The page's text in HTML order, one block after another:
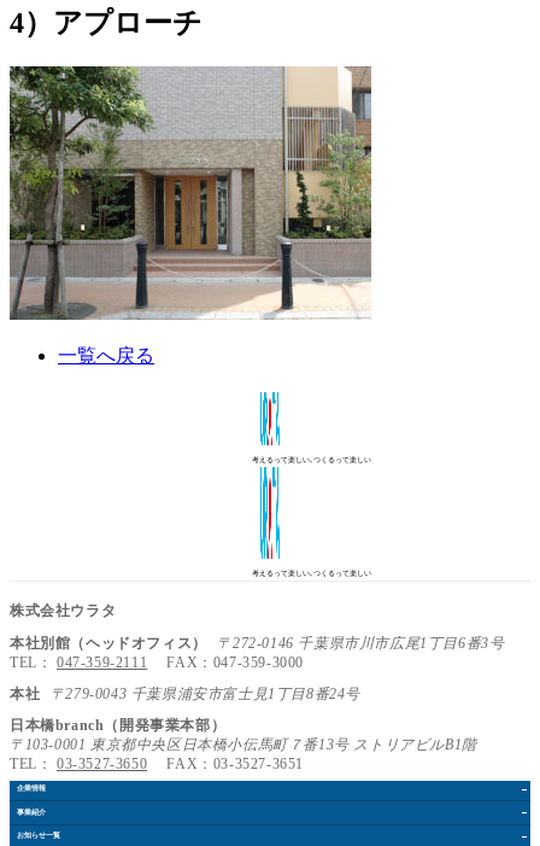
4）アプローチ
一覧へ戻る
考えるって楽しい､つくるって楽しい
考えるって楽しい､つくるって楽しい
株式会社ウラタ
本社別館（ヘッドオフィス）
〒272-0146 千葉県市川市広尾1丁目6番3号
TEL： 047-359-2111 FAX：047-359-3000
本社
〒279-0043 千葉県浦安市富士見1丁目8番24号
日本橋branch（開発事業本部）
〒103-0001 東京都中央区日本橋小伝馬町７番13号 ストリアビルB1階
TEL： 03-3527-3650 FAX：03-3527-3651
企業情報
事業紹介
お知らせ一覧